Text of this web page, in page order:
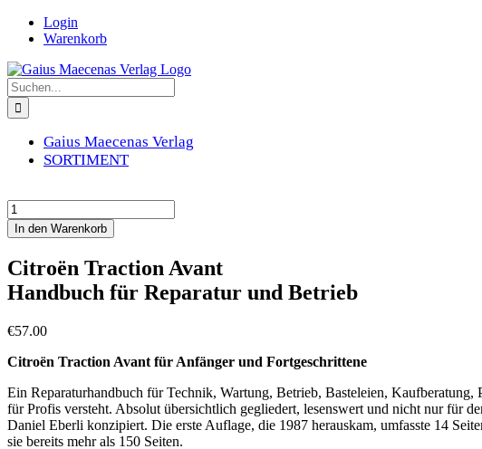
Zum
Inhalt
Login
Warenkorb
Suche
nach:
Gaius Maecenas Verlag
SORTIMENT
Citroën
Traction
Avant
für
Reparatur
und
Menge
In den Warenkorb
Citroën Traction Avant
Handbuch für Reparatur und Betrieb
€57.00
Citroën Traction Avant für Anfänger und Fortgeschrittene
Ein Reparaturhandbuch für Technik, Wartung, Betrieb, Basteleien,
für Profis versteht. Absolut übersichtlich gegliedert, lesenswert und nicht nur für
Daniel Eberli konzipiert. Die erste Auflage, die 1987 herauskam, umfasste 14
sie bereits mehr als 150 Seiten.